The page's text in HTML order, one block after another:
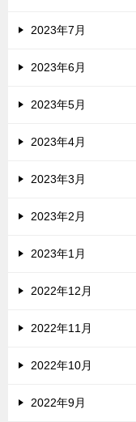
2023年7月
2023年6月
2023年5月
2023年4月
2023年3月
2023年2月
2023年1月
2022年12月
2022年11月
2022年10月
2022年9月